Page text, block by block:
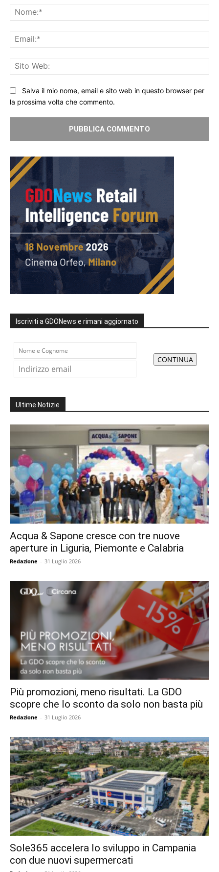
Salva il mio nome, email e sito web in questo browser per
la prossima volta che commento.
Iscriviti a GDONews e rimani aggiornato
Ultime Notizie
Acqua & Sapone cresce con tre nuove
aperture in Liguria, Piemonte e Calabria
Redazione - 31 Luglio 2026
Più promozioni, meno risultati. La GDO
scopre che lo sconto da solo non basta più
Redazione - 31 Luglio 2026
Sole365 accelera lo sviluppo in Campania
con due nuovi supermercati